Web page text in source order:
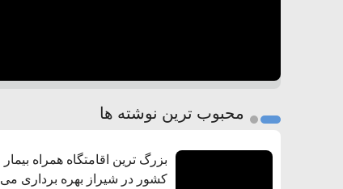
محبوب ترین نوشته ها
بزرگ ترین اقامتگاه همراه بیمار
کشور در شیراز بهره برداری می